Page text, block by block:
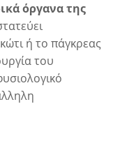
όργανα της
ή το πάγκρεας
του